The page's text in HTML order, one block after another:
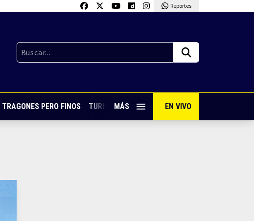
Reportes
TRAGONES PERO FINOS TURISMO CON SABOR VIVE PUERTO VALLARTA
MÁS EN VIVO